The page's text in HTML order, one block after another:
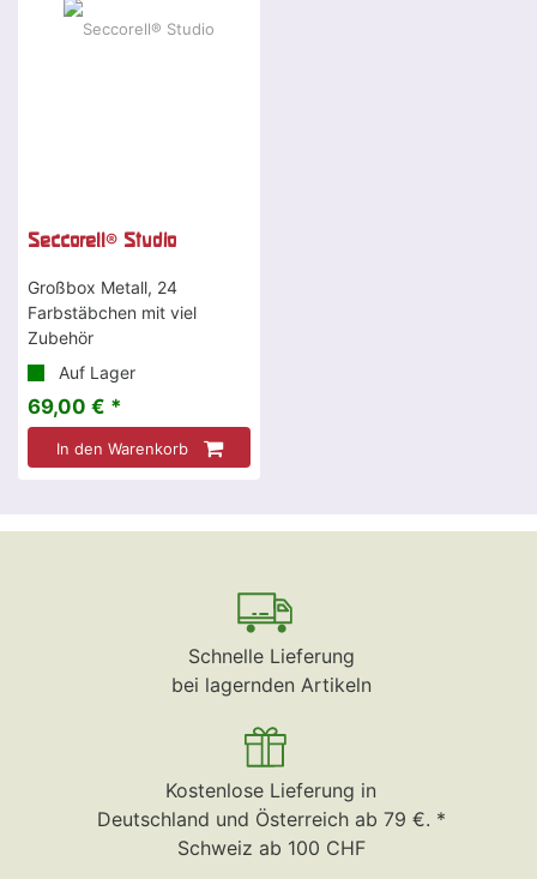
Seccorell® Studio
Großbox Metall, 24
Farbstäbchen mit viel
Zubehör
Auf Lager
69,00 € *
In den Warenkorb
Schnelle Lieferung
bei lagernden Artikeln
Kostenlose Lieferung in
Deutschland und Österreich ab 79 €. *
Schweiz ab 100 CHF